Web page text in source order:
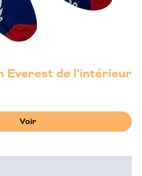
Everest de l’intérieur
Voir